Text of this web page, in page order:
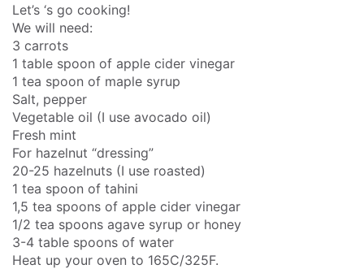
Let’s ‘s go cooking!
We will need:
3 carrots
1 table spoon of apple cider vinegar
1 tea spoon of maple syrup
Salt, pepper
Vegetable oil (I use avocado oil)
Fresh mint
For hazelnut “dressing”
20-25 hazelnuts (I use roasted)
1 tea spoon of tahini
1,5 tea spoons of apple cider vinegar
1/2 tea spoons agave syrup or honey
3-4 table spoons of water
Heat up your oven to 165C/325F.